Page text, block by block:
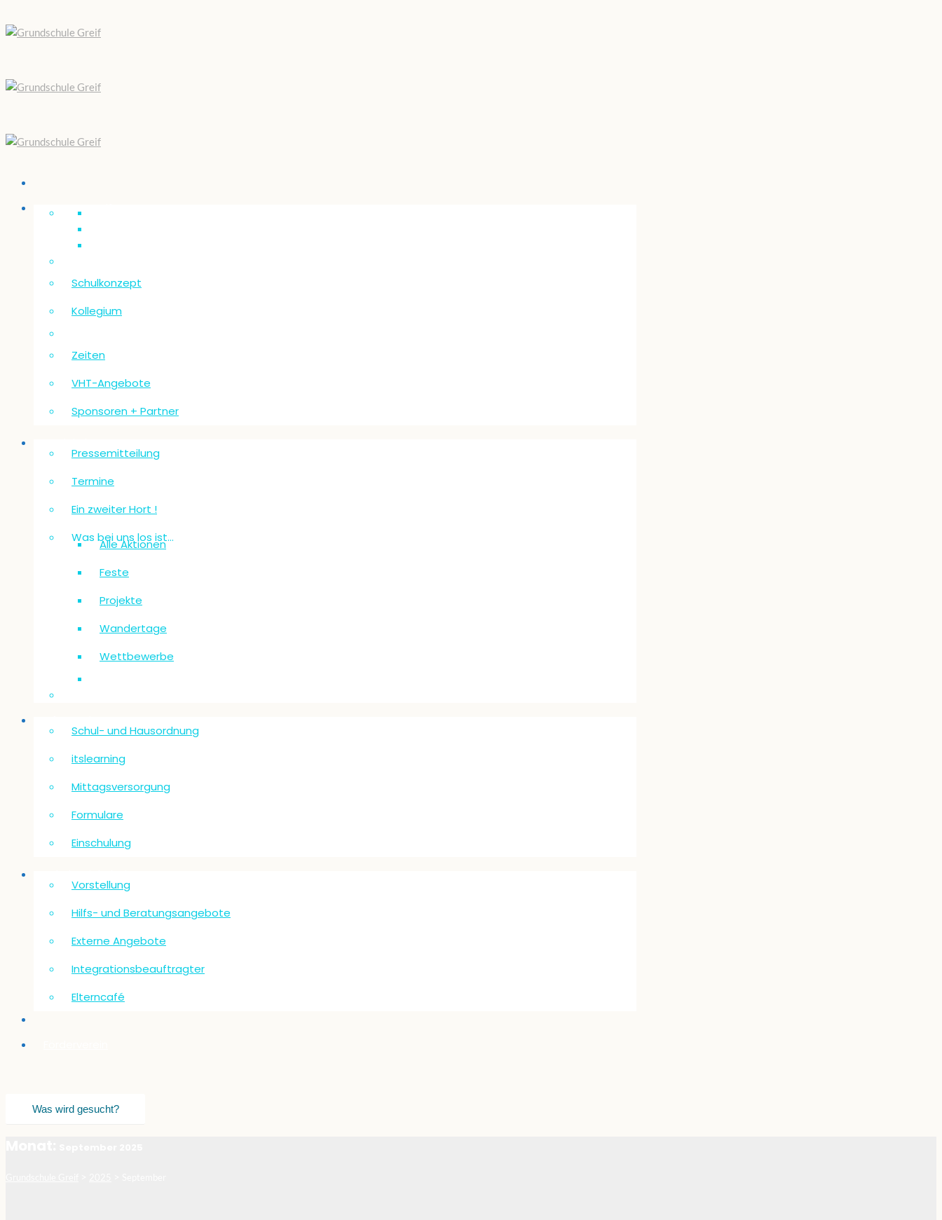
Unsere “Greif”
Schulkonzept
Kollegium
Zeiten
VHT-Angebote
Sponsoren + Partner
Pressemitteilung
Termine
Ein zweiter Hort !
Was bei uns los ist…
Alle Aktionen
Feste
Projekte
Wandertage
Wettbewerbe
Schul- und Hausordnung
itslearning
Mittagsversorgung
Formulare
Einschulung
Vorstellung
Hilfs- und Beratungsangebote
Externe Angebote
Integrationsbeauftragter
Elterncafé